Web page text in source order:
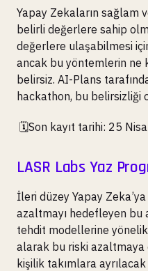
Yapay Zekaların sağlam
belirli değerlere sahip
değerlere ulaşabilmesi
ancak bu yöntemlerin ne
belirsiz. AI-Plans
hackathon, bu belirsizliği
🗓️Son kayıt tarihi: 25
LASR Labs Yaz
İleri düzey Yapay
azaltmayı hedefleyen bu
tehdit modellerine
alarak bu riski azaltmaya
kişilik takımlara